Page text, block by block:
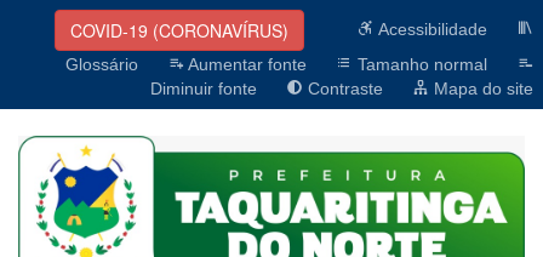
COVID-19 (CORONAVÍRUS)
Acessibilidade
Glossário
Aumentar fonte
Tamanho normal
Diminuir fonte
Contraste Mapa do site